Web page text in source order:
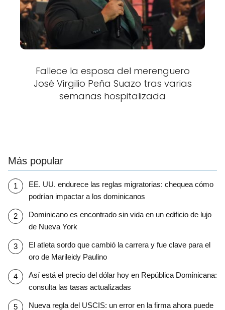
Fallece la esposa del merenguero
José Virgilio Peña Suazo tras varias
semanas hospitalizada
Más popular
EE. UU. endurece las reglas migratorias: chequea cómo
podrían impactar a los dominicanos
Dominicano es encontrado sin vida en un edificio de lujo
de Nueva York
El atleta sordo que cambió la carrera y fue clave para el
oro de Marileidy Paulino
Así está el precio del dólar hoy en República Dominicana:
consulta las tasas actualizadas
Nueva regla del USCIS: un error en la firma ahora puede